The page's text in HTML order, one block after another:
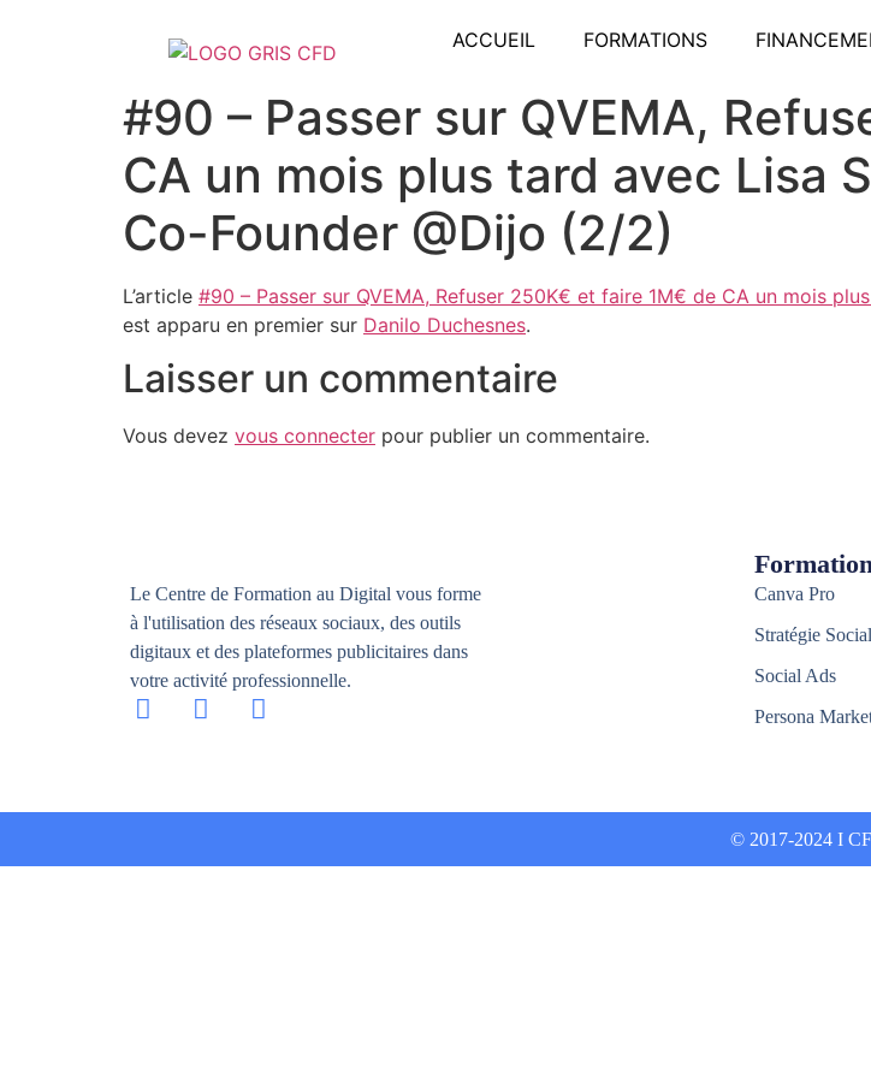
ACCUEIL FORMATIONS
#90 – Passer sur QVEMA,
CA un mois plus tard avec Lisa
Co-Founder @Dijo (2/2)
L’article #90 – Passer sur QVEMA, Refuser 250K€ et faire 1M€ de CA un mois
est apparu en premier sur Danilo Duchesnes.
Laisser un commentaire
Vous devez vous connecter pour publier un commentaire.
Le Centre de Formation au Digital vous forme
à l'utilisation des réseaux sociaux, des outils
digitaux et des plateformes publicitaires dans
votre activité professionnelle.
Canva Pro
Stratégie
Social Ads
Persona
© 2017-2024 I